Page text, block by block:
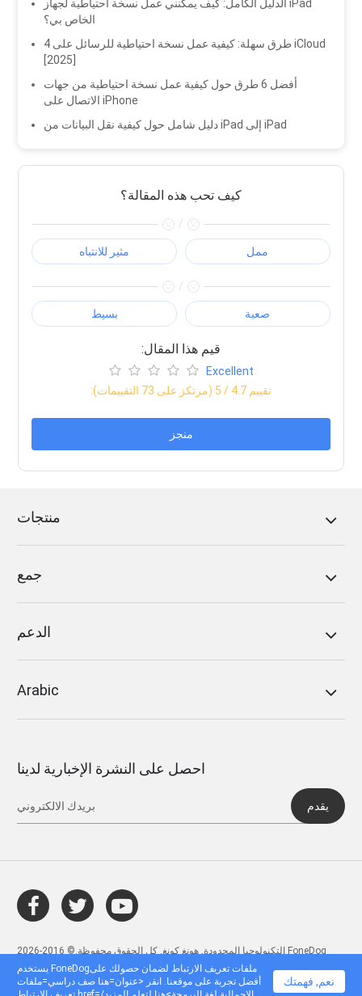
الدليل الكامل: كيف يمكنني عمل نسخة احتياطية لجهاز iPad
الخاص بي؟
4 طرق سهلة: كيفية عمل نسخة احتياطية للرسائل على iCloud
[2025]
أفضل 6 طرق حول كيفية عمل نسخة احتياطية من جهات
الاتصال على iPhone
دليل شامل حول كيفية نقل البيانات من iPad إلى iPad
كيف تحب هذه المقالة؟
/
مثير للانتباه ممل
/
بسيط صعبة
:قيم هذا المقال
Excellent
:تقييم 4.7 / 5 (مرتكز على 73 التقييمات)
منجز
منتجات
جمع
الدعم
Arabic
احصل على النشرة الإخبارية لدينا
يقدم
التكنولوجيا المحدودة, هونغ كونغ. كل الحقوق محفوظة.© 2016-2026 FoneDog
يستخدم FoneDogملفات تعريف الارتباط لضمان حصولك على
أفضل تجربة على موقعنا. انقر <عنوان=هنا صف دراسي=ملفات
نعم, فهمتك